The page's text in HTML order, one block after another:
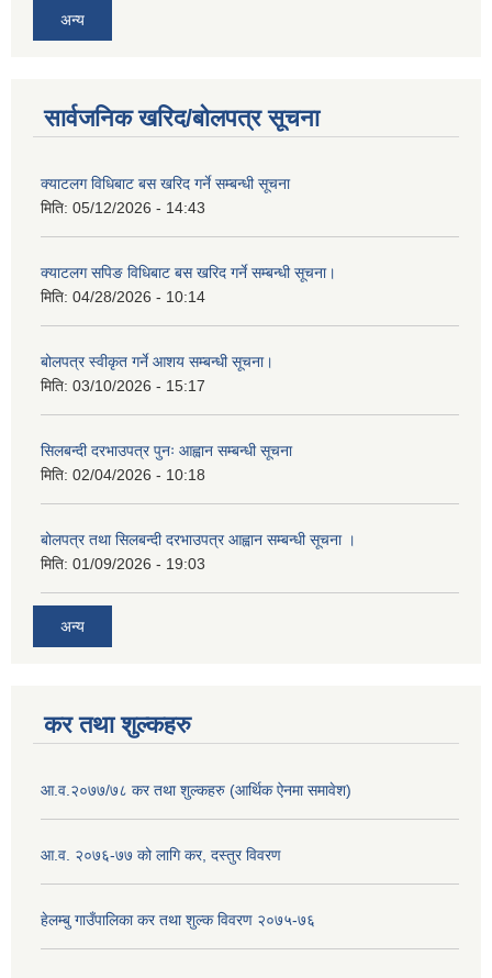
अन्य
सार्वजनिक खरिद/बोलपत्र सूचना
क्याटलग विधिबाट बस खरिद गर्ने सम्बन्धी सूचना
मिति: 05/12/2026 - 14:43
क्याटलग सपिङ विधिबाट बस खरिद गर्ने सम्बन्धी सूचना।
मिति: 04/28/2026 - 10:14
बोलपत्र स्वीकृत गर्ने आशय सम्बन्धी सूचना।
मिति: 03/10/2026 - 15:17
सिलबन्दी दरभाउपत्र पुनः आह्वान सम्बन्धी सूचना
मिति: 02/04/2026 - 10:18
बोलपत्र तथा सिलबन्दी दरभाउपत्र आह्वान सम्बन्धी सूचना ।
मिति: 01/09/2026 - 19:03
अन्य
कर तथा शुल्कहरु
आ.व.२०७७/७८ कर तथा शुल्कहरु (आर्थिक ऐनमा समावेश)
आ.व. २०७६-७७ को लागि कर, दस्तुर विवरण
हेलम्बु गाउँपालिका कर तथा शुल्क विवरण २०७५-७६